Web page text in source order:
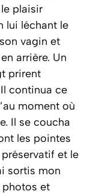
plaisir
lui léchant le
vagin et
arrière. Un
prirent
continua ce
moment où
Il se coucha
les pointes
et le
sortis mon
photos et